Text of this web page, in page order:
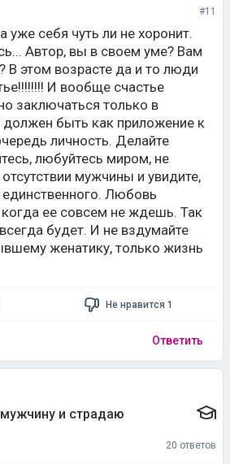
#11
уже себя чуть ли не хоронит.
Автор, вы в своем уме? Вам
В этом возрасте да и то люди
И вообще счастье
заключаться только в
быть как приложение к
личность. Делайте
любуйтесь миром, не
мужчины и увидите,
единственного. Любовь
когда ее совсем не ждешь. Так
будет. И не вздумайте
женатику, только жизнь
Не нравится 1
Ответить
и страдаю
20 ответов